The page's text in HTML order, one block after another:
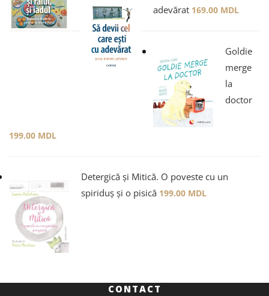
adevărat 169.00 MDL
Goldie
merge
la
doctor
199.00 MDL
Detergică și Mitică. O poveste cu un
spiriduș și o pisică 199.00 MDL
CONTACT